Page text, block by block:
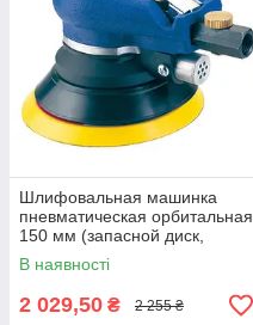
Шлифовальная машинка
пневматическая орбитальная
150 мм (запасной диск,
9000об/мин) AIRKRAFT AT-
980-6V
В наявності
2 029,50 ₴ 2 255 ₴